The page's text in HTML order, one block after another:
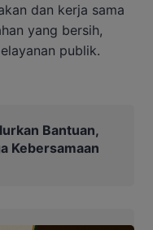
dan kerja sama
yang bersih,
publik.
Bantuan,
Kebersamaan